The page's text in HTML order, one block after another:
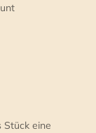
Stück eine